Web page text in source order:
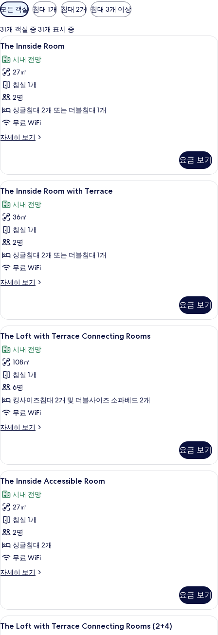
객
실
에
사
용
가
능
한
필
터
모든 객실 침대 1개 침대 2개 침대 3개 이상
31개 객실 중 31개 표시 중
The
Innside
Room
사
진
모
두
보
기
3
The Innside Room
시내 전망
27㎡
침실 1개
2명
싱글침대 2개 또는 더블침대 1개
무료 WiFi
자세히 보기
The
세
히
보
요금 보기
The
Innside
Room
with
Terrace
사
진
모
두
The Innside Room with Terrace | 책상
6
The Innside Room with Terrace
시내 전망
36㎡
침실 1개
2명
싱글침대 2개 또는 더블침대 1개
무료 WiFi
자세히 보기
The
Terrace
자
세
보
기
요금 보기
The
Loft
with
Terrace
Connecting
Rooms
사
진
모
기
7
The Loft with Terrace Connecting Rooms
시내 전망
108㎡
침실 1개
6명
킹사이즈침대 2개 및 더블사이즈 소파베드 2개
무료 WiFi
자세히 보기
The
Connecting
Rooms
자
히
보
기
요금 보기
The
Innside
Accessible
Room
사
진
모
두
보
The Innside Accessible Room | 책상,
3
The Innside Accessible Room
시내 전망
27㎡
침실 1개
2명
싱글침대 2개
무료 WiFi
자세히 보기
The
자
세
히
요금 보기
The
Loft
8
The Loft with Terrace Connecting Rooms (2+4)